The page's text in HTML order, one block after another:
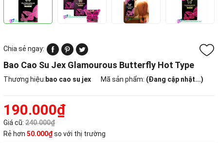
Chia sẻ ngay:
Bao Cao Su Jex Glamourous Butterfly Hot Type
Thương hiệu: bao cao su jex Mã sản phẩm: (Đang cập nhật...)
190.000₫
Giá cũ: 240.000₫
Rẻ hơn 50.000₫so với thị trường